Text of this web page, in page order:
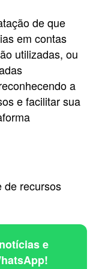
de que
em contas
utilizadas, ou
a
e facilitar sua
de recursos
e